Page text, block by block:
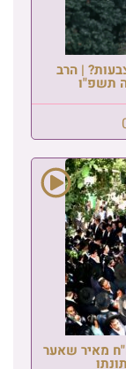
| הרב
תשפ"ו
מאיר שאער